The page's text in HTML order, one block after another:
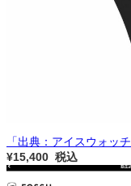
「出典：アイスウォッ
¥15,400 税込